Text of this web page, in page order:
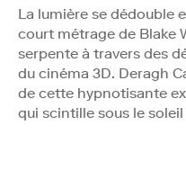
La lumière se dédouble
court métrage de Blake
serpente à travers des
du cinéma 3D. Deragh
de cette hypnotisante
qui scintille sous le